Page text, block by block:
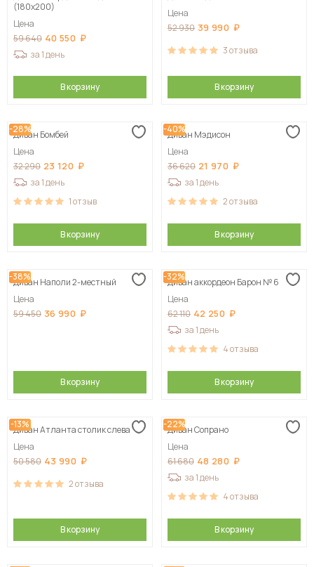
(180х200)
Цена
59 640 40 550
за 1 день
В корзину
Цена
52 930 39 990
3отзыва
В корзину
-28%
Диван Бомбей
Цена
32 290 23 120
за 1 день
1отзыв
В корзину
-40%
Диван Мэдисон
Цена
36 620 21 970
за 1 день
2отзыва
В корзину
-38%
Диван Наполи 2-местный
Цена
59 450 36 990
В корзину
-32%
Диван аккордеон Барон № 6
Цена
62 110 42 250
за 1 день
4отзыва
В корзину
-13%
Диван Атланта столик слева
Цена
50 580 43 990
2отзыва
В корзину
-22%
Диван Сопрано
Цена
61 680 48 280
за 1 день
4отзыва
В корзину